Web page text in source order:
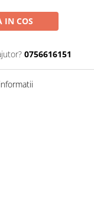
IN COS
0756616151